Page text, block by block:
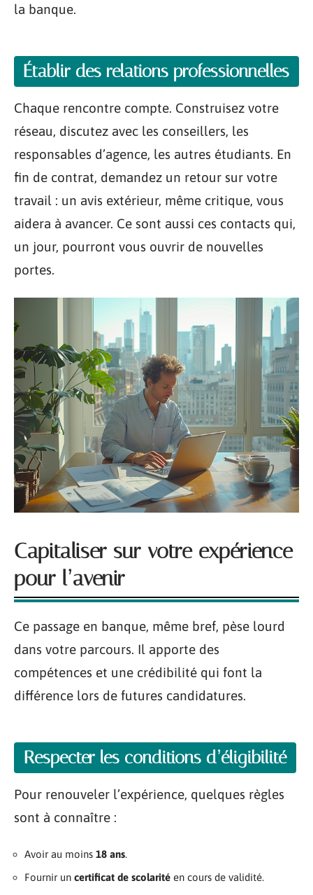
la banque.
Établir des relations professionnelles
Chaque rencontre compte. Construisez votre
réseau, discutez avec les conseillers, les
responsables d’agence, les autres étudiants. En
fin de contrat, demandez un retour sur votre
travail : un avis extérieur, même critique, vous
aidera à avancer. Ce sont aussi ces contacts qui,
un jour, pourront vous ouvrir de nouvelles
portes.
Capitaliser sur votre expérience
pour l’avenir
Ce passage en banque, même bref, pèse lourd
dans votre parcours. Il apporte des
compétences et une crédibilité qui font la
différence lors de futures candidatures.
Respecter les conditions d’éligibilité
Pour renouveler l’expérience, quelques règles
sont à connaître :
Avoir au moins 18 ans.
Fournir un certificat de scolarité en cours de validité.